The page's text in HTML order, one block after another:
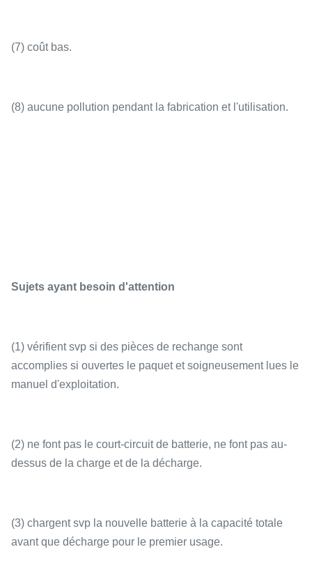
(7) coût bas.
(8) aucune pollution pendant la fabrication et l'utilisation.
Sujets ayant besoin d'attention
(1) vérifient svp si des pièces de rechange sont
accomplies si ouvertes le paquet et soigneusement lues le
manuel d'exploitation.
(2) ne font pas le court-circuit de batterie, ne font pas au-
dessus de la charge et de la décharge.
(3) chargent svp la nouvelle batterie à la capacité totale
avant que décharge pour le premier usage.